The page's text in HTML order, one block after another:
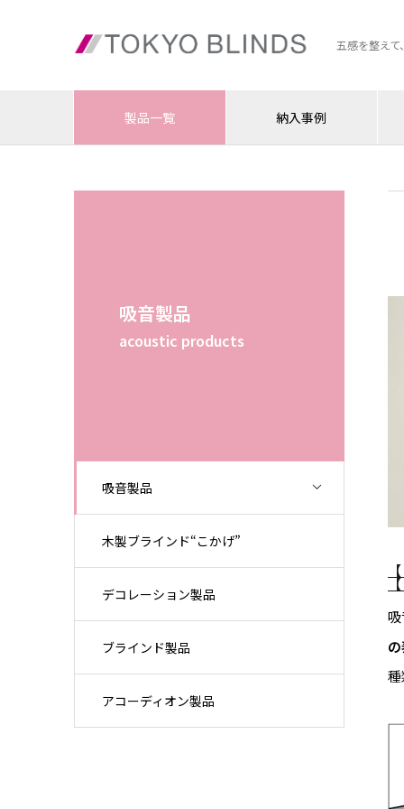
五感を整え
製品一覧 納入事例
吸音製品
acoustic products
吸音製品
木製ブラインド“こかげ”
デコレーション製品
ブラインド製品
アコーディオン製品